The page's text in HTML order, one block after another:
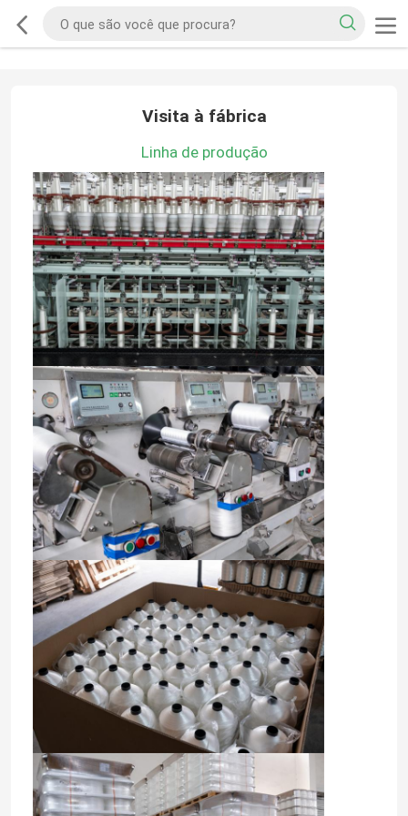
Visita à fábrica
Linha de produção